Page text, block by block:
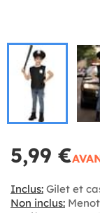
5,99 €
Inclus: Gilet et
Non inclus: